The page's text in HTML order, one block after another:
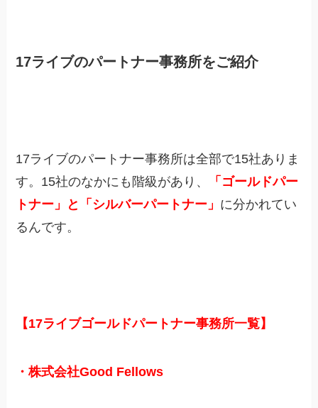
17ライブのパートナー事務所をご紹介
17ライブのパートナー事務所は全部で15社ありま
す。15社のなかにも階級があり、
「ゴールドパー
トナー」と「シルバーパートナー」 に分かれてい
るんです。
【17ライブゴールドパートナー事務所一覧】
・株式会社Good Fellows